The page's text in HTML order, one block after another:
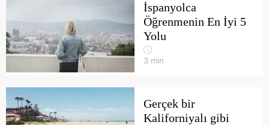
İspanyolca
Öğrenmenin En İyi 5
Yolu
3 min
Gerçek bir
Kaliforniyalı gibi